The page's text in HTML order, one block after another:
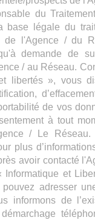
du
base légale du
de l'Agence / du
demande de
/ au Réseau.
libertés », vous
de vos
à tout
/ Le
plus
avoir contacté
Informatique et
pouvez adresser
informons de